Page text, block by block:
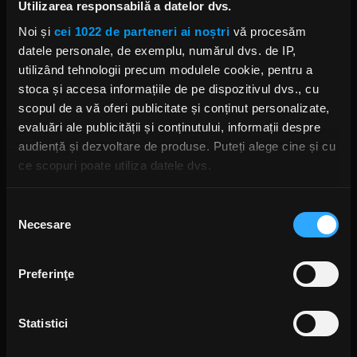
Utilizarea responsabilă a datelor dvs.
Noi și cei 1022 de parteneri ai noștri vă procesăm
datele personale, de exemplu, numărul dvs. de IP,
utilizând tehnologii precum modulele cookie, pentru a
stoca și accesa informațiile de pe dispozitivul dvs., cu
scopul de a vă oferi publicitate și conținut personalizate,
evaluări ale publicității și conținutului, informații despre
audiență și dezvoltare de produse. Puteți alege cine și cu
ce scopuri poate utiliza datele dvs.
Să colectăm informațiile cu privire la locația dvs.
Să vă identificăm dispozitivul scanândul-l în mod
activ după caracteristici specifice (amprentare)
dvs. personale și configurați-vă preferințele la
secțiunea
consimțământului
Necesare
Preferinţe
Statistici
Wolfgang Van Halen marchează
Halen
Wolfgang Van Halen refuză ideea
de a interpreta numai coveruri
Van Halen
MARȚI, 6 IULIE 2021
Mr. Bungle lansează un cover